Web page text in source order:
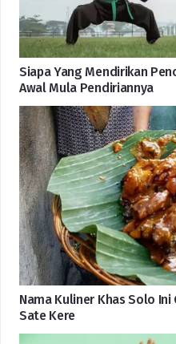
Siapa Yang Mendirikan
Awal Mula Pendiriannya
Nama Kuliner Khas Solo Ini
Sate Kere